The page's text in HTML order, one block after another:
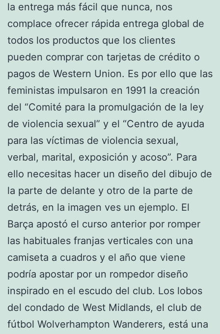
la entrega más fácil que nunca, nos
complace ofrecer rápida entrega global de
todos los productos que los clientes
pueden comprar con tarjetas de crédito o
pagos de Western Union. Es por ello que las
feministas impulsaron en 1991 la creación
del “Comité para la promulgación de la ley
de violencia sexual” y el “Centro de ayuda
para las víctimas de violencia sexual,
verbal, marital, exposición y acoso”. Para
ello necesitas hacer un diseño del dibujo de
la parte de delante y otro de la parte de
detrás, en la imagen ves un ejemplo. El
Barça apostó el curso anterior por romper
las habituales franjas verticales con una
camiseta a cuadros y el año que viene
podría apostar por un rompedor diseño
inspirado en el escudo del club. Los lobos
del condado de West Midlands, el club de
fútbol Wolverhampton Wanderers, está una